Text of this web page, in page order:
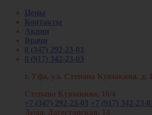
Цены
Контакты
Акции
Врачи
8 (347) 292-23-03
8 (917) 342-23-03
г. Уфа, ул. Степана Кувыкина, д.
Степана Кувыкина, 16/4
+7 (347) 292-23-03 +7 (917) 342-23-
Дема, Дагестанская, 14